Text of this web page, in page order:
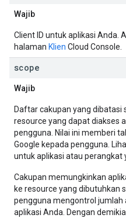
Wajib
Client ID untuk aplikasi Anda.
halaman Klien Cloud Console.
scope
Wajib
Daftar cakupan yang dibatasi
resource yang dapat diakses
pengguna. Nilai ini memberi
Google kepada pengguna.
untuk aplikasi atau perangkat
Cakupan memungkinkan
ke resource yang dibutuhkan
pengguna mengontrol jumlah
aplikasi Anda. Dengan